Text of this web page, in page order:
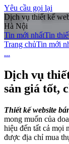
Yêu cầu gọi lại
Dịch vụ thiết kế
Hà Nội
Tin mới nhấtTin
Trang chủTin mới
...
Dịch vụ
sản giá tốt,
Thiết kế website
mong muốn của
hiệu đến tất cả mọi
được địa chỉ mua